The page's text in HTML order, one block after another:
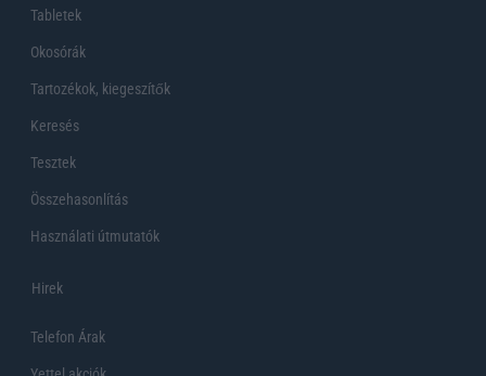
Tabletek
Okosórák
Tartozékok, kiegeszítők
Keresés
Tesztek
Összehasonlítás
Használati útmutatók
Hirek
Telefon Árak